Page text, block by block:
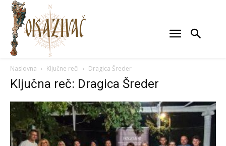
Naslovna Ključne reči Dragica Šreder
Ključna reč: Dragica Šreder